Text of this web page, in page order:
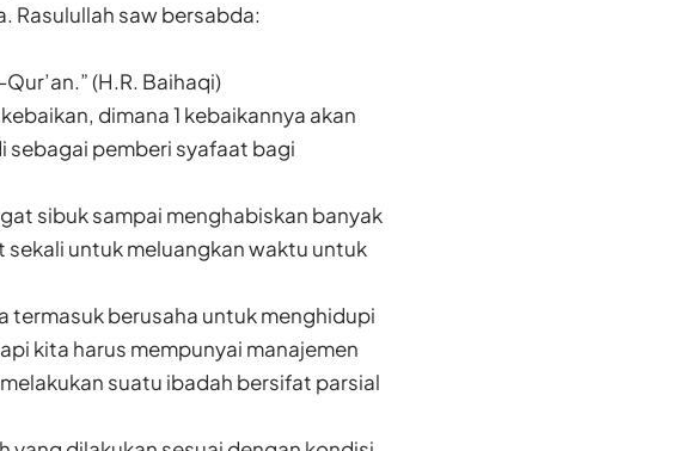
Rasulullah saw bersabda:
(H.R. Baihaqi)
dimana 1 kebaikannya akan
sebagai pemberi syafaat bagi
sibuk sampai menghabiskan banyak
untuk meluangkan waktu untuk
termasuk berusaha untuk menghidupi
kita harus mempunyai manajemen
suatu ibadah bersifat parsial